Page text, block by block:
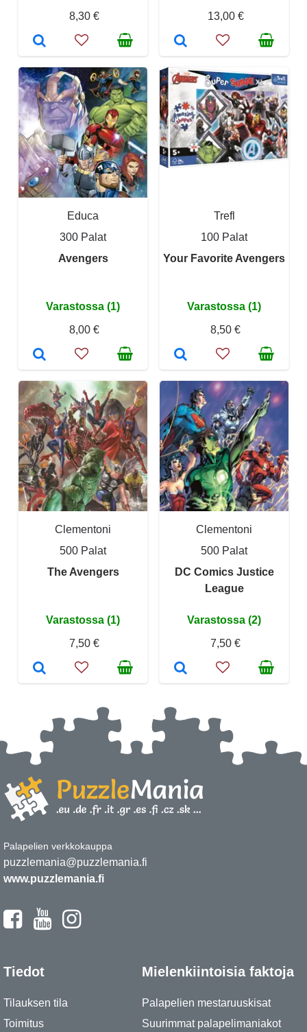
8,30 €
13,00 €
Educa
300 Palat
Avengers
Varastossa (1)
8,00 €
Trefl
100 Palat
Your Favorite Avengers
Varastossa (1)
8,50 €
Clementoni
500 Palat
The Avengers
Varastossa (1)
7,50 €
Clementoni
500 Palat
DC Comics Justice
League
Varastossa (2)
7,50 €
Palapelien verkkokauppa
puzzlemania@puzzlemania.fi
www.puzzlemania.fi
Tiedot
Tilauksen tila
Toimitus
Mielenkiintoisia faktoja
Palapelien mestaruuskisat
Suurimmat palapelimaniakot